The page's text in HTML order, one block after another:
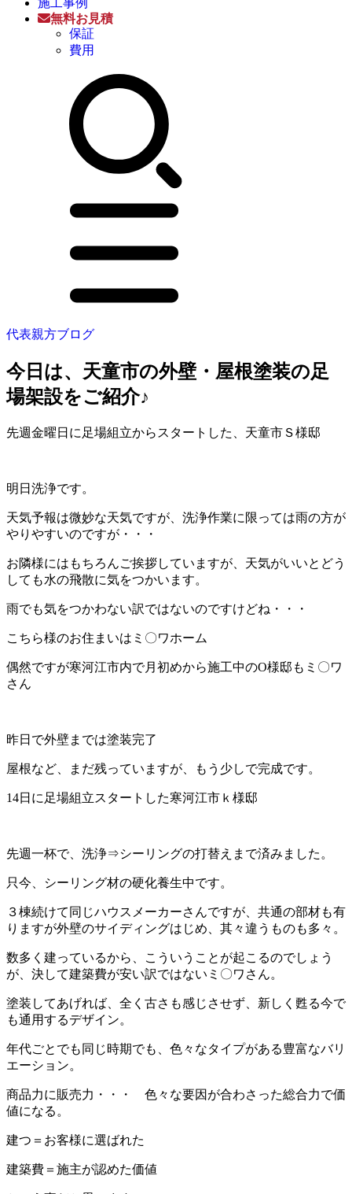
施工事例
無料お見積
保証
費用
代表親方ブログ
今日は、天童市の外壁・屋根塗装の足
場架設をご紹介♪
先週金曜日に足場組立からスタートした、天童市Ｓ様邸
明日洗浄です。
天気予報は微妙な天気ですが、洗浄作業に限っては雨の方が
やりやすいのですが・・・
お隣様にはもちろんご挨拶していますが、天気がいいとどう
しても水の飛散に気をつかいます。
雨でも気をつかわない訳ではないのですけどね・・・
こちら様のお住まいはミ〇ワホーム
偶然ですが寒河江市内で月初めから施工中のО様邸もミ〇ワ
さん
昨日で外壁までは塗装完了
屋根など、まだ残っていますが、もう少しで完成です。
14日に足場組立スタートした寒河江市ｋ様邸
先週一杯で、洗浄⇒シーリングの打替えまで済みました。
只今、シーリング材の硬化養生中です。
３棟続けて同じハウスメーカーさんですが、共通の部材も有
りますが外壁のサイディングはじめ、其々違うものも多々。
数多く建っているから、こういうことが起こるのでしょう
が、決して建築費が安い訳ではないミ〇ワさん。
塗装してあげれば、全く古さも感じさせず、新しく甦る今で
も通用するデザイン。
年代ごとでも同じ時期でも、色々なタイプがある豊富なバリ
エーション。
商品力に販売力・・・ 色々な要因が合わさった総合力で価
値になる。
建つ＝お客様に選ばれた
建築費＝施主が認めた価値